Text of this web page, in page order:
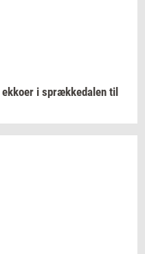
ek­ko­er i spræk­ke­da­len til